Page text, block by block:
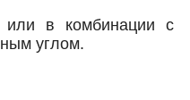
или в комбинации с
углом.